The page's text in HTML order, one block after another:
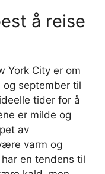
å reise
York City er om
og september til
tider for å
er milde og
av
varm og
en tendens til